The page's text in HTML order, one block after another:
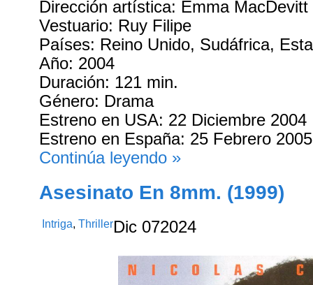
Dirección artística: Emma MacDevitt
Vestuario: Ruy Filipe
Países: Reino Unido, Sudáfrica,
Año: 2004
Duración: 121 min.
Género: Drama
Estreno en USA: 22 Diciembre 2004
Estreno en España: 25 Febrero 2005
Continúa leyendo »
Asesinato En 8mm. (1999)
Intriga,ThrillerDic 072024